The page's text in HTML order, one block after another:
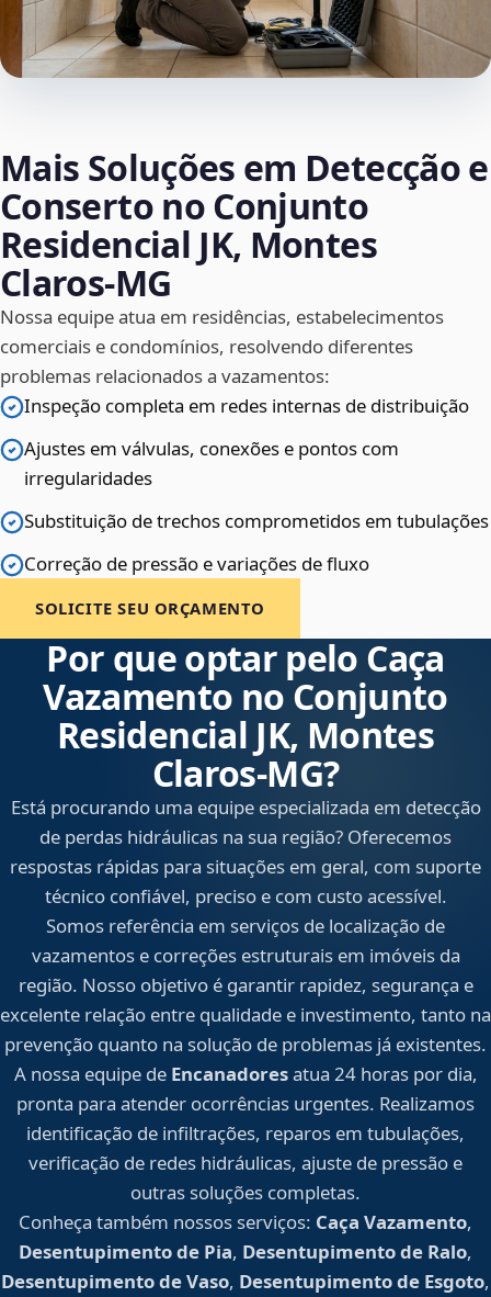
Mais Soluções em Detecção e
Conserto no Conjunto
Residencial JK, Montes
Claros‑MG
Nossa equipe atua em residências, estabelecimentos
comerciais e condomínios, resolvendo diferentes
problemas relacionados a vazamentos:
Inspeção completa em redes internas de distribuição
Ajustes em válvulas, conexões e pontos com
irregularidades
Substituição de trechos comprometidos em tubulações
Correção de pressão e variações de fluxo
SOLICITE SEU ORÇAMENTO
Por que optar pelo Caça
Vazamento no Conjunto
Residencial JK, Montes
Claros‑MG?
Está procurando uma equipe especializada em detecção
de perdas hidráulicas na sua região? Oferecemos
respostas rápidas para situações em geral, com suporte
técnico confiável, preciso e com custo acessível.
Somos referência em serviços de localização de
vazamentos e correções estruturais em imóveis da
região. Nosso objetivo é garantir rapidez, segurança e
excelente relação entre qualidade e investimento, tanto na
prevenção quanto na solução de problemas já existentes.
A nossa equipe de Encanadoresatua 24 horas por dia,
pronta para atender ocorrências urgentes. Realizamos
identificação de infiltrações, reparos em tubulações,
verificação de redes hidráulicas, ajuste de pressão e
outras soluções completas.
Conheça também nossos serviços: Caça Vazamento,
Desentupimento de Pia, Desentupimento de Ralo,
Desentupimento de Vaso, Desentupimento de Esgoto,